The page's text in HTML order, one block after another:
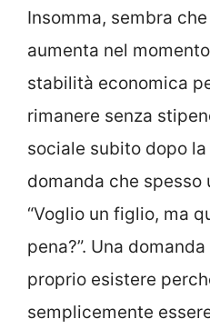
Insomma, sembra
aumenta nel
stabilità economica
rimanere senza
sociale subito dopo
domanda che spesso
“Voglio un figlio, ma
pena?”. Una
proprio esistere
semplicemente